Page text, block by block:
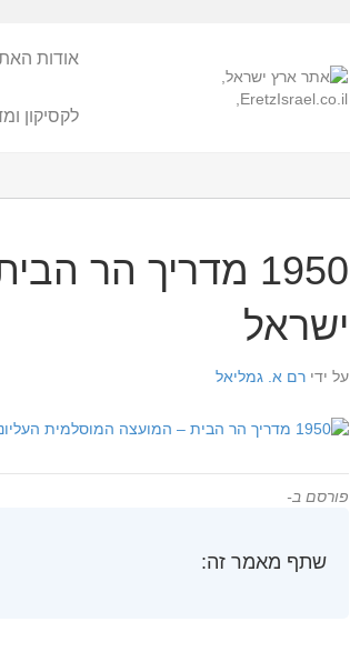
אודות
לקסיקון
1950 מדריך
ישראל
על ידי רם א. גמליאל
פורסם ב-
שתף מאמר זה: